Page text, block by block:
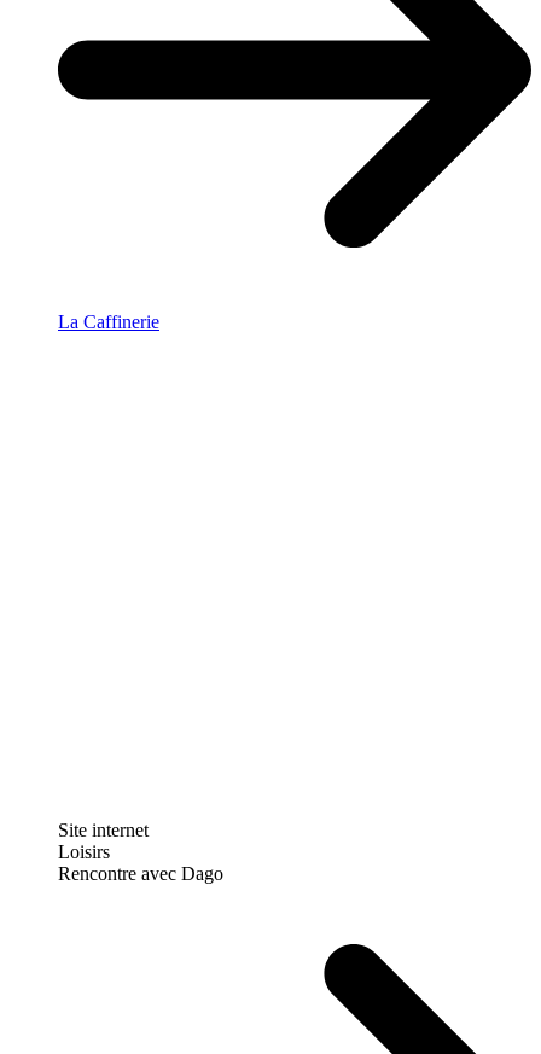
La Caffinerie
Site internet
Loisirs
Rencontre avec Dago